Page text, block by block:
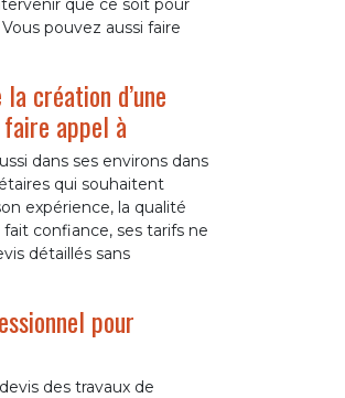
que ce soit pour
pouvez aussi faire
création d’une
appel à
dans ses environs dans
qui souhaitent
expérience, la qualité
confiance, ses tarifs ne
détaillés sans
pour
des travaux de